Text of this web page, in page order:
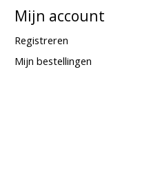
Mijn account
Registreren
Mijn bestellingen